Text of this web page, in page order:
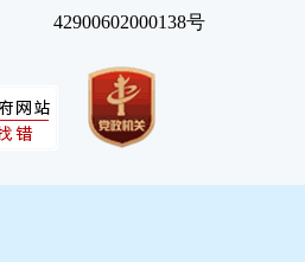
42900602000138号